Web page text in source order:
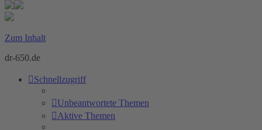
Zum Inhalt
dr-650.de
Schnellzugriff
Unbeantwortete Themen
Aktive Themen